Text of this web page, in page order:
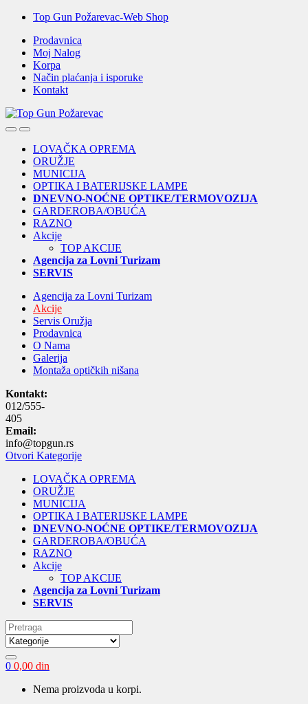
Skip
navigation
Skip
content
Top Gun Požarevac-Web Shop
Prodavnica
Moj Nalog
Korpa
Način plaćanja i isporuke
Kontakt
OpenClose
LOVAČKA OPREMA
ORUŽJE
MUNICIJA
OPTIKA I BATERIJSKE LAMPE
DNEVNO-NOĆNE OPTIKE/TERMOVOZIJA
GARDEROBA/OBUĆA
RAZNO
Akcije
TOP AKCIJE
Agencija za Lovni Turizam
SERVIS
Agencija za Lovni Turizam
Akcije
Servis Oružja
Prodavnica
O Nama
Galerija
Montaža optičkih nišana
Kontakt:
012/555-
405
Email:
info@topgun.rs
Otvori Kategorije
LOVAČKA OPREMA
ORUŽJE
MUNICIJA
OPTIKA I BATERIJSKE LAMPE
DNEVNO-NOĆNE OPTIKE/TERMOVOZIJA
GARDEROBA/OBUĆA
RAZNO
Akcije
TOP AKCIJE
Agencija za Lovni Turizam
SERVIS
Search
for:
0 0,00 din
Nema proizvoda u korpi.